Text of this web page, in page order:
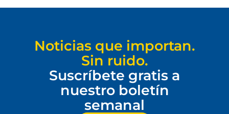
Noticias que importan.
Sin ruido.
Suscríbete gratis a
nuestro boletín
semanal